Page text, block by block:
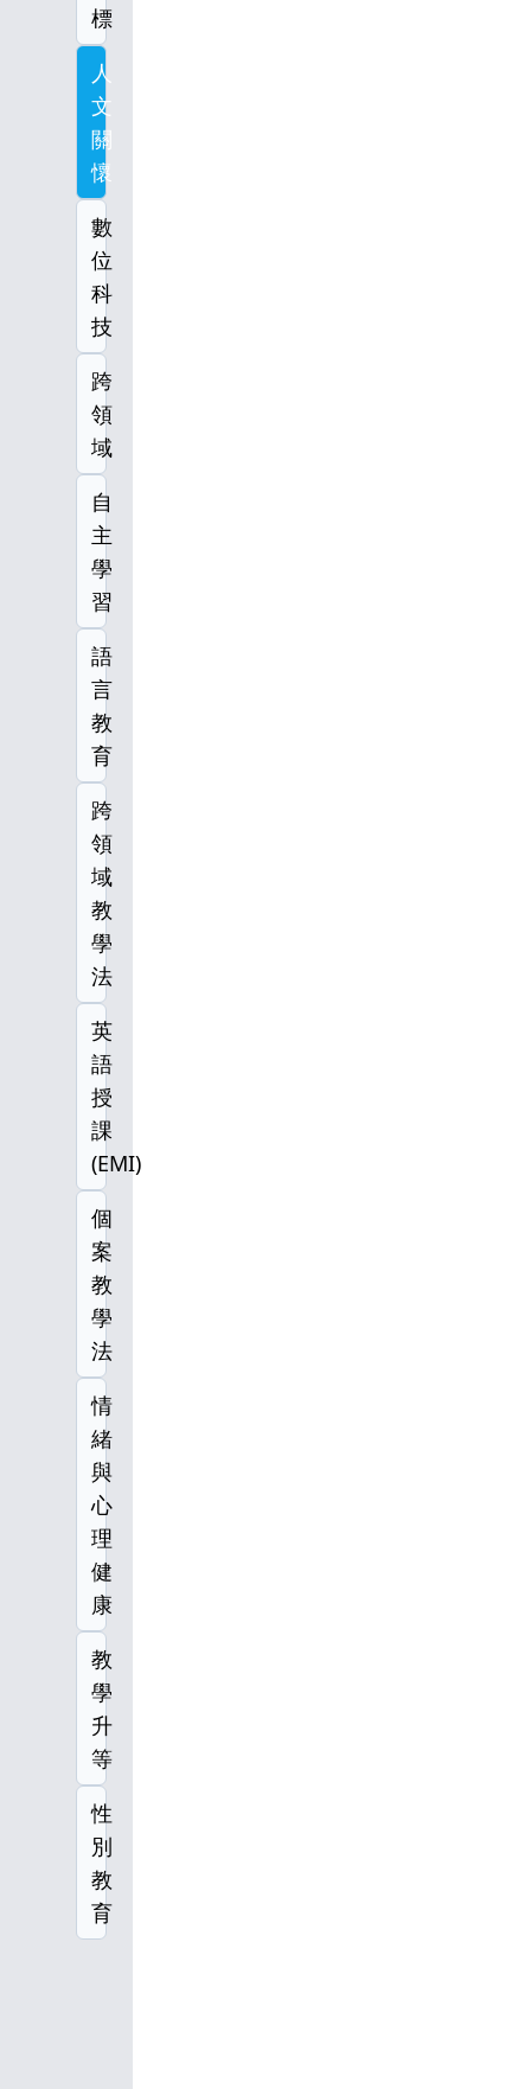
標
人
文
關
懷
數
位
科
技
跨
領
域
自
主
學
習
語
言
教
育
跨
領
域
教
學
法
英
語
授
課
(EMI)
個
案
教
學
法
情
緒
與
心
理
健
康
教
學
升
等
性
別
教
育